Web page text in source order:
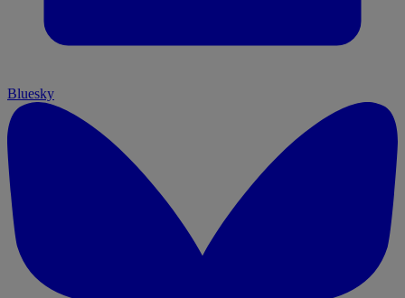
Bluesky